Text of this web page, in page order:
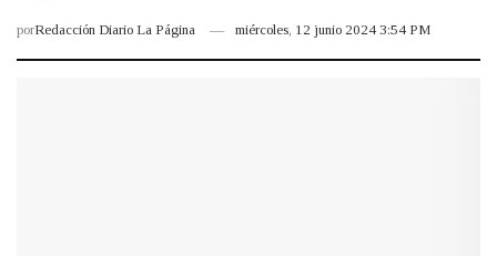
porRedacción Diario La Página miércoles, 12 junio 2024 3:54 PM